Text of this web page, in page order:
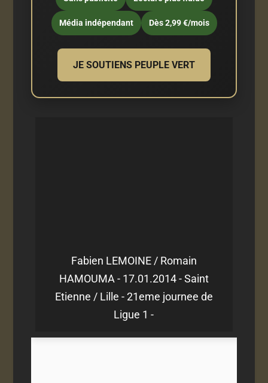
Média indépendant Dès 2,99 €/mois
JE SOUTIENS PEUPLE VERT
Fabien LEMOINE / Romain
HAMOUMA - 17.01.2014 - Saint
Etienne / Lille - 21eme journee de
Ligue 1 -